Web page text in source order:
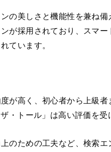
ンの美しさと機能性を兼ね
が採用されており、スマ
ています。
が高く、初心者から上級
・トール」は高い評価を受
のための工夫など、検索